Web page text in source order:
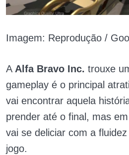
Imagem: Reprodução /
A Alfa Bravo Inc. trouxe
gameplay é o principal
vai encontrar aquela
prender até o final, mas
vai se deliciar com a
jogo.